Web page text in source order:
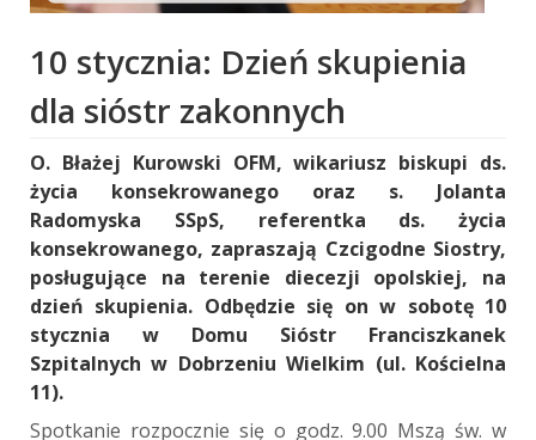
10 stycznia: Dzień skupienia
dla sióstr zakonnych
O. Błażej Kurowski OFM, wikariusz biskupi ds.
życia konsekrowanego oraz s. Jolanta
Radomyska SSpS, referentka ds. życia
konsekrowanego, zapraszają Czcigodne Siostry,
posługujące na terenie diecezji opolskiej, na
dzień skupienia. Odbędzie się on w sobotę 10
stycznia w Domu Sióstr Franciszkanek
Szpitalnych w Dobrzeniu Wielkim (ul. Kościelna
11).
Spotkanie rozpocznie się o godz. 9.00 Mszą św. w